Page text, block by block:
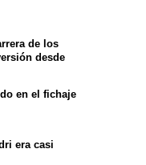
de los
desde
en el fichaje
era casi